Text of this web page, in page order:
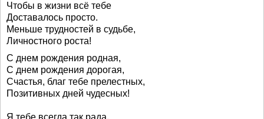
Чтобы в жизни всё тебе
Доставалось просто.
Меньше трудностей в судьбе,
Личностного роста!
С днем рождения родная,
С днем рождения дорогая,
Счастья, благ тебе прелестных,
Позитивных дней чудесных!
Я тебе всегда так рада,